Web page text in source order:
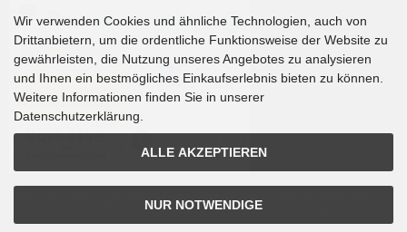
Sprachvariablen befinden sich in der Datei tpl_modified/lang/german/lang_german.custom.
Wir verwenden Cookies und ähnliche Technologien, auch von
Drittanbietern, um die ordentliche Funktionsweise der Website zu
gewährleisten, die Nutzung unseres Angebotes zu analysieren
und Ihnen ein bestmögliches Einkaufserlebnis bieten zu können.
Weitere Informationen finden Sie in unserer
Datenschutzerklärung.
ALLE AKZEPTIEREN
NUR NOTWENDIGE